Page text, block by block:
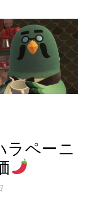
ラペーニ